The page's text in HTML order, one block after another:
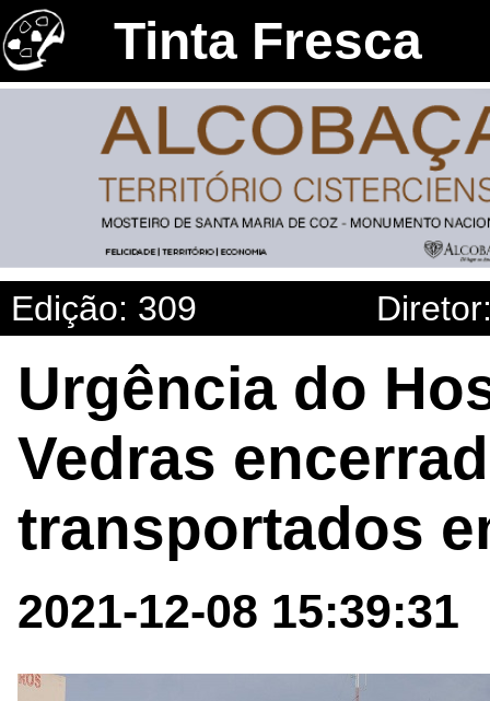
Tinta Fresca
Edição: 309
Urgência do
Vedras
transportados
2021-12-08 15:39:31